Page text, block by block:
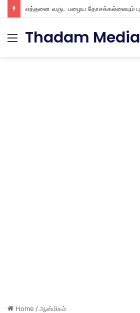
Menu
Thadam Media
Home /ஆன்மிகம்